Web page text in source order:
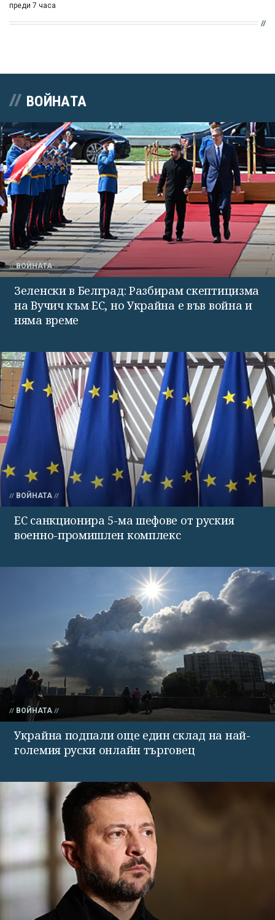
преди 7 часа
ВОЙНАТА
ВОЙНАТА
Зеленски в Белград: Разбирам скептицизма
на Вучич към ЕС, но Украйна е във война и
няма време
ВОЙНАТА
ЕС санкционира 5-ма шефове от руския
военно-промишлен комплекс
ВОЙНАТА
Украйна подпали още един склад на най-
големия руски онлайн търговец